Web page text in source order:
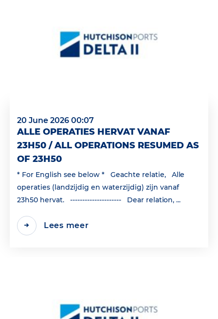
20 June 2026 00:07
ALLE OPERATIES HERVAT VANAF
23H50 / ALL OPERATIONS RESUMED AS
OF 23H50
* For English see below * Geachte relatie, Alle
operaties (landzijdig en waterzijdig) zijn vanaf
23h50 hervat. --------------------- Dear relation, ...
Lees meer